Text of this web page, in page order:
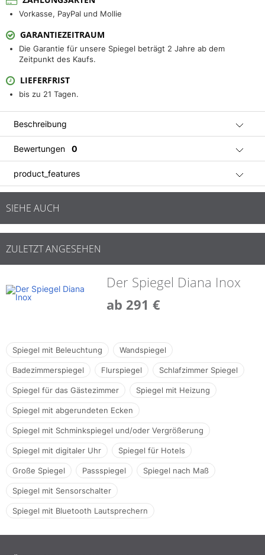
Vorkasse, PayPal und Mollie
GARANTIEZEITRAUM
Die Garantie für unsere Spiegel beträgt 2 Jahre ab dem
Zeitpunkt des Kaufs.
LIEFERFRIST
bis zu 21 Tagen.
Beschreibung
Bewertungen 0
product_features
SIEHE AUCH
ZULETZT ANGESEHEN
Der Spiegel Diana Inox
ab 291 €
Spiegel mit Beleuchtung Wandspiegel
Badezimmerspiegel Flurspiegel Schlafzimmer Spiegel
Spiegel für das Gästezimmer Spiegel mit Heizung
Spiegel mit abgerundeten Ecken
Spiegel mit Schminkspiegel und/oder Vergrößerung
Spiegel mit digitaler Uhr Spiegel für Hotels
Große Spiegel Passspiegel Spiegel nach Maß
Spiegel mit Sensorschalter
Spiegel mit Bluetooth Lautsprechern